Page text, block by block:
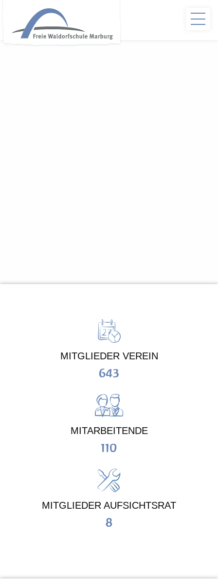
MITGLIEDER VEREIN
643
MITARBEITENDE
110
MITGLIEDER AUFSICHTSRAT
8